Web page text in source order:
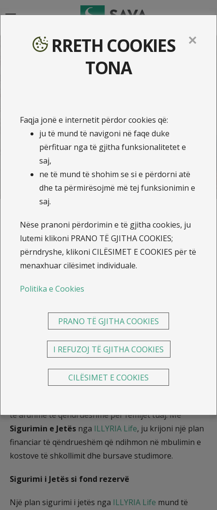
Planifikimi i Bursave
Kalkulo ofertën dhe blej online
Planifikim paraprak
Fond rezervë
Mbështetje studentore
Blog
Sigurimi i Jetës nga ILLYRIA
Life lehtëson planifikimin e
bursave studimore me
zgjidhje të qëndrueshme
financiare!
Në një botë ku edukimi është një nga investimet më të
rëndësishme për të ardhmen e fëmijëve, planifikimi
financiar bëhet kyç. Sigurimi i Jetës, është një mjet i
të ardhme të qëndrueshme për fëmijët tuaj. Me
Sigurimin e Jetës nga ILLYRIA Life, ju krijoni një plan
financiar të qëndrueshëm që ndihmon në mbulimin e
kostove të shkollimit dhe bursave studimore.
Sigurimi i Jetës si fond rezervë
Një plan sigurimi i jetës nga ILLYRIA Life mund të
✕
RRETH COOKIES
TONA
Faqja jonë e internetit përdor cookies që:
ju të mund të navigoni në faqe duke
përfituar nga të gjitha funksionalitetet e
saj,
ne të mund të shohim se si e përdorni atë
dhe ta përmirësojmë më tej funksionimin e
saj.
Nëse pranoni përdorimin e të gjitha cookies, ju
lutemi klikoni PRANO TË GJITHA COOKIES;
përndryshe, klikoni CILËSIMET E COOKIES për të
menaxhuar cilësimet individuale.
Politika e Cookies
PRANO TË GJITHA COOKIES
I REFUZOJ TË GJITHA COOKIES
CILËSIMET E COOKIES